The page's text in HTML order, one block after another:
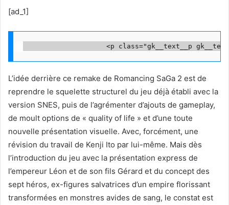
[ad_1]
L’idée derrière ce remake de Romancing SaGa 2 est de
reprendre le squelette structurel du jeu déjà établi avec la
version SNES, puis de l’agrémenter d’ajouts de gameplay,
de moult options de « quality of life » et d’une toute
nouvelle présentation visuelle. Avec, forcément, une
révision du travail de Kenji Ito par lui-même. Mais dès
l’introduction du jeu avec la présentation express de
l’empereur Léon et de son fils Gérard et du concept des
sept héros, ex-figures salvatrices d’un empire florissant
transformées en monstres avides de sang, le constat est